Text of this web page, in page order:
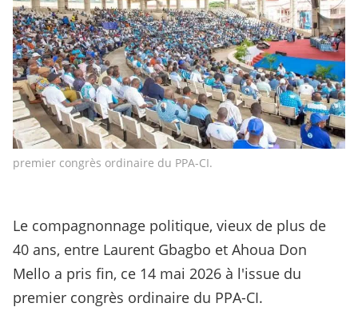
premier congrès ordinaire du PPA-CI.
Le compagnonnage politique, vieux de plus de
40 ans, entre Laurent Gbagbo et Ahoua Don
Mello a pris fin, ce 14 mai 2026 à l'issue du
premier congrès ordinaire du PPA-CI.